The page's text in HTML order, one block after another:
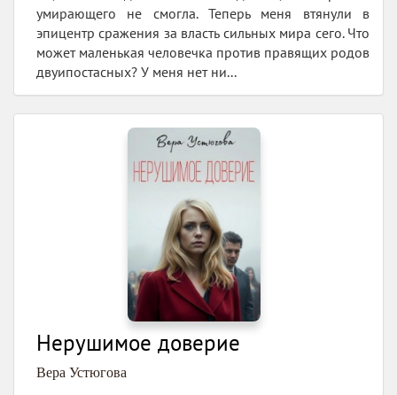
умирающего не смогла. Теперь меня втянули в
эпицентр сражения за власть сильных мира сего. Что
может маленькая человечка против правящих родов
двуипостасных? У меня нет ни...
Нерушимое доверие
Вера Устюгова